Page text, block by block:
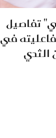
تفاصيل
في